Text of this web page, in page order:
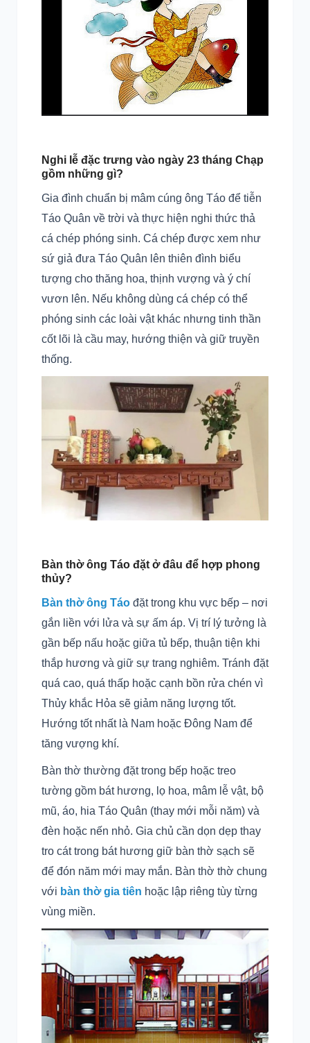
Nghi lễ đặc trưng vào ngày 23 tháng Chạp
gồm những gì?
Gia đình chuẩn bị mâm cúng ông Táo để tiễn
Táo Quân về trời và thực hiện nghi thức thả
cá chép phóng sinh. Cá chép được xem như
sứ giả đưa Táo Quân lên thiên đình biểu
tượng cho thăng hoa, thịnh vượng và ý chí
vươn lên. Nếu không dùng cá chép có thể
phóng sinh các loài vật khác nhưng tinh thần
cốt lõi là cầu may, hướng thiện và giữ truyền
thống.
Bàn thờ ông Táo đặt ở đâu để hợp phong
thủy?
Bàn thờ ông Táo đặt trong khu vực bếp – nơi
gắn liền với lửa và sự ấm áp. Vị trí lý tưởng là
gần bếp nấu hoặc giữa tủ bếp, thuận tiện khi
thắp hương và giữ sự trang nghiêm. Tránh đặt
quá cao, quá thấp hoặc cạnh bồn rửa chén vì
Thủy khắc Hỏa sẽ giảm năng lượng tốt.
Hướng tốt nhất là Nam hoặc Đông Nam để
tăng vượng khí.
Bàn thờ thường đặt trong bếp hoặc treo
tường gồm bát hương, lọ hoa, mâm lễ vật, bộ
mũ, áo, hia Táo Quân (thay mới mỗi năm) và
đèn hoặc nến nhỏ. Gia chủ cần dọn dẹp thay
tro cát trong bát hương giữ bàn thờ sạch sẽ
để đón năm mới may mắn. Bàn thờ thờ chung
với bàn thờ gia tiên hoặc lập riêng tùy từng
vùng miền.